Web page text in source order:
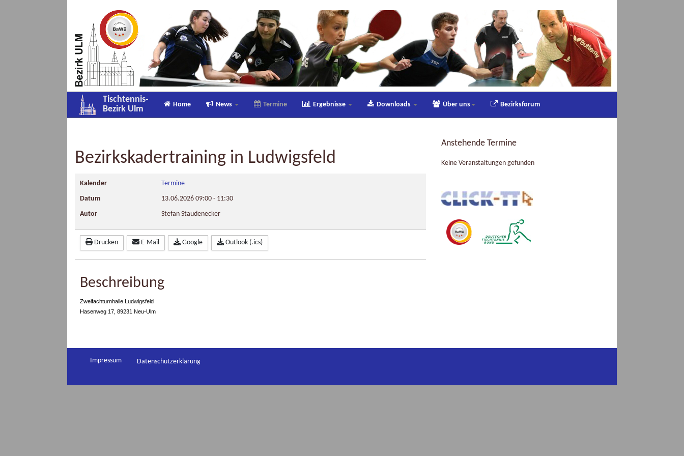
Tischtennis-
Bezirk Ulm
Home News Termine Ergebnisse Downloads Über uns Bezirksforum
Bezirkskadertraining in Ludwigsfeld
Kalender
Termine
Datum
13.06.2026 09:00 - 11:30
Autor
Stefan Staudenecker
Drucken E-Mail Google Outlook (.ics)
Beschreibung
Zweifachturnhalle Ludwigsfeld
Hasenweg 17, 89231 Neu-Ulm
Anstehende Termine
Keine Veranstaltungen gefunden
Impressum Datenschutzerklärung